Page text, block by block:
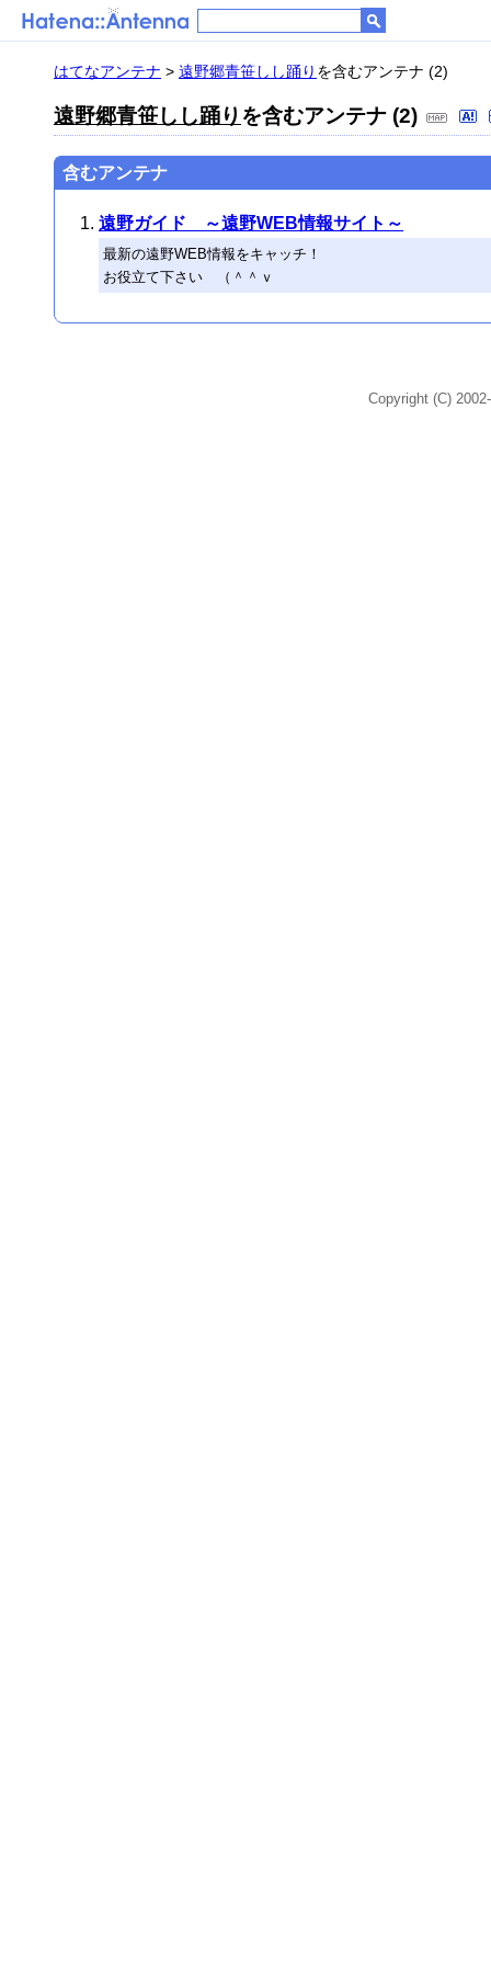
はてなアンテナ > 遠野郷青笹しし踊り を含むアンテナ (2)
遠野郷青笹しし踊り を含むアンテナ (2)
含むアンテナ
遠野ガイド ～遠野WEB情報サイト～
最新の遠野WEB情報をキャッチ！
お役立て下さい （＾＾ｖ
Copyright (C)